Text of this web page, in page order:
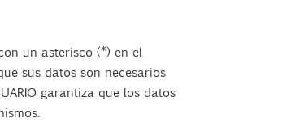
un asterisco (*) en el
sus datos son necesarios
garantiza que los datos